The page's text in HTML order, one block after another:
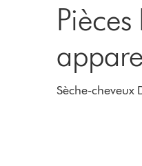
Sèche-cheveux